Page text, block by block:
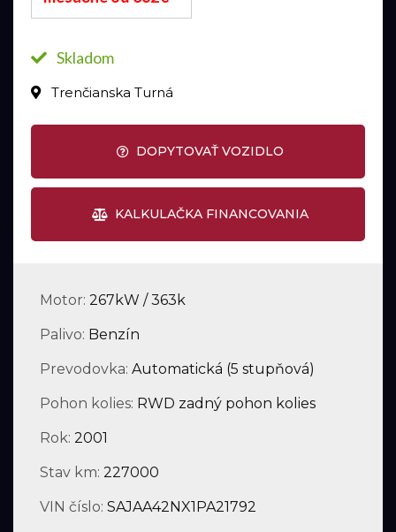
Skladom
Trenčianska Turná
DOPYTOVAŤ VOZIDLO
KALKULAČKA FINANCOVANIA
Motor: 267kW / 363k
Palivo: Benzín
Prevodovka: Automatická (5 stupňová)
Pohon kolies: RWD zadný pohon kolies
Rok: 2001
Stav km: 227000
VIN číslo: SAJAA42NX1PA21792